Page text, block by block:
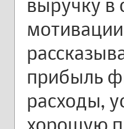
выручку в
прибыль
расходы,
хорошую